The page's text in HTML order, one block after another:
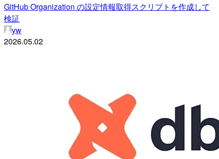
GitHub Organization の設定情報取得スクリプトを作成して
検証
yw
2026.05.02